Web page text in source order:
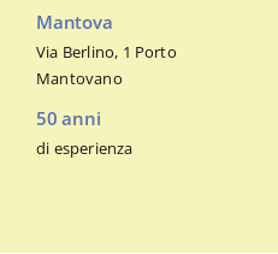
Mantova
Via Berlino, 1 Porto
Mantovano
50 anni
di esperienza